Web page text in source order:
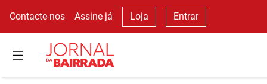
Contacte-nos Assine já Loja Entrar